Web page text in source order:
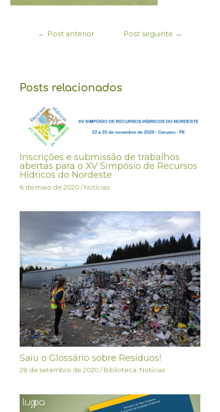
← Post anterior Post seguinte →
Posts relacionados
Inscrições e submissão de trabalhos
abertas para o XV Simpósio de Recursos
Hídricos do Nordeste
6 de maio de 2020/ Notícias
Saiu o Glossário sobre Resíduos!
28 de setembro de 2020/ Biblioteca Notícias